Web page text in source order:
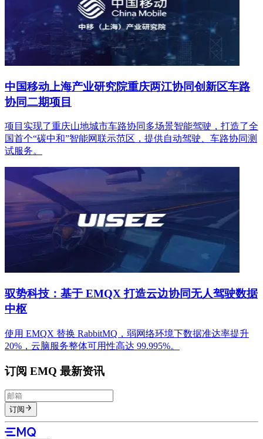
中国移动上海产业研究院重庆两江协同创新区车路
协同二期项目
项目实现了重庆山地城市车路协同多场景智能驾驶，打造了全
国首个“碳中和”智能网联示范区，提供自动驾驶、车路协同测
试服务。
驭势科技：基于 EMQX 打造云边协同无人驾驶数据
中枢
使用 EMQX 替换 RabbitMQ，弱网络环境下数据准达率提升
20%，云脑服务整体可用性高达 99.995%。
订阅 EMQ 最新资讯
订阅